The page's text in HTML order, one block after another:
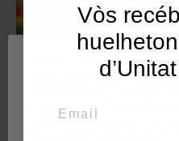
Utilisam "cookies" en
ua experiéncia
En hèr clic en "Acceptar
TOTES es "cookies".
Vòs